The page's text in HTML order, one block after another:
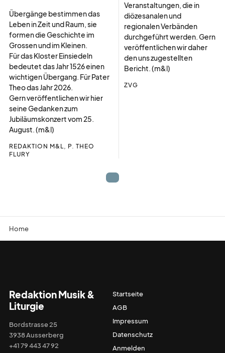
Übergänge bestimmen das
Leben in Zeit und Raum, sie
formen die Geschichte im
Grossen und im Kleinen.
Für das Kloster Einsiedeln
bedeutet das Jahr 1526 einen
wichtigen Übergang. Für Pater
Theo das Jahr 2026.
Gern veröffentlichen wir hier
seine Gedanken zum
Jubiläumskonzert vom 25.
August. (m&l)
REDAKTION M&L, P. THEO
FLURY
Veranstaltungen, die in
diözesanalen und
regionalen Verbänden
durchgeführt werden. Gern
veröffentlichen wir daher
den uns zugestellten
Bericht. (m&l)
ZVG
Home
Redaktion Musik &
Liturgie
Bordstrasse 25
3938 Ausserberg
+41 79 443 47 92
Startseite
AGB
Impressum
Datenschutz
Anmelden